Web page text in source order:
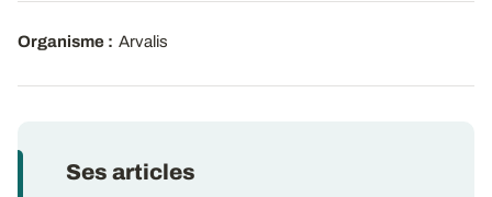
Organisme : Arvalis
Ses articles